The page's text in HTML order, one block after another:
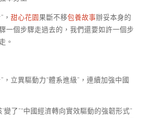
甜心花園果斷不移包養故事辦妥本身的
一個步驟走過去的，我們還要如許一個步
。
，立異驅動力“體系進級”，連續加強中國
’變了”“中國經濟轉向實效驅動的強韌形式”